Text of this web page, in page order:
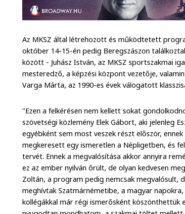
Az MKSZ által létrehozott és működtetett
október 14-15-én pedig Beregszászon
között - Juhász István, az MKSZ sportszakmai
mesteredző, a képzési központ vezetője,
Varga Márta, az 1990-es évek válogatott
"Ezen a felkérésen nem kellett sokat
szövetségi közlemény Elek Gábort, aki jelenleg
egyébként sem most veszek részt először,
megkeresett egy ismeretlen a Népligetben, és
tervét. Ennek a megvalósítása akkor annyira
ez az ember nyilván őrült, de olyan kedvesen
Zoltán, a program pedig nemcsak megvalósult,
meghívtak Szatmárnémetibe, a magyar
kollégákkal már régi ismerősként köszönthettük